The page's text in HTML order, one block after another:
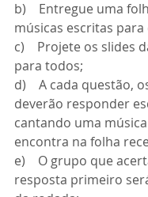
b)    Entregue uma
músicas escritas
c)    Projete os slides
para todos;
d)    A cada questão,
deverão responder
cantando uma
encontra na folha
e)    O grupo que
resposta primeiro